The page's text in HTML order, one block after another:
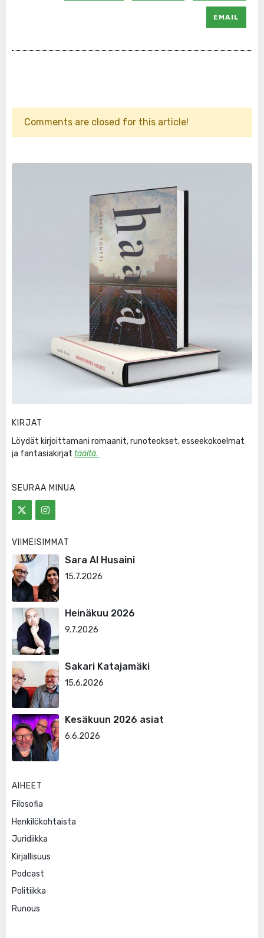
EMAIL
Comments are closed for this article!
KIRJAT
Löydät kirjoittamani romaanit, runoteokset, esseekokoelmat
ja fantasiakirjat täältä.
SEURAA MINUA
VIIMEISIMMÄT
Sara Al Husaini
15.7.2026
Heinäkuu 2026
9.7.2026
Sakari Katajamäki
15.6.2026
Kesäkuun 2026 asiat
6.6.2026
AIHEET
Filosofia
Henkilökohtaista
Juridiikka
Kirjallisuus
Podcast
Politiikka
Runous